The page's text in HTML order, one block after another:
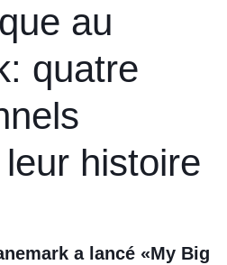
au
quatre
histoire
a lancé «My Big